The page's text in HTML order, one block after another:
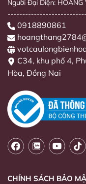
Người Đại Diện: HOÀNG
0918890861
C34, khu phố 4,
Hòa, Đồng Nai
CHÍNH SÁCH BẢO
Kỹ
Lợi